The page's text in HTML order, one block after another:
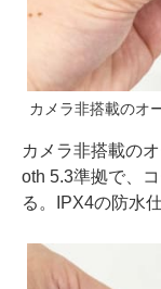
カメラ非搭載のオ
カメラ非搭載の
oth 5.3準拠で、
る。IPX4の防水仕